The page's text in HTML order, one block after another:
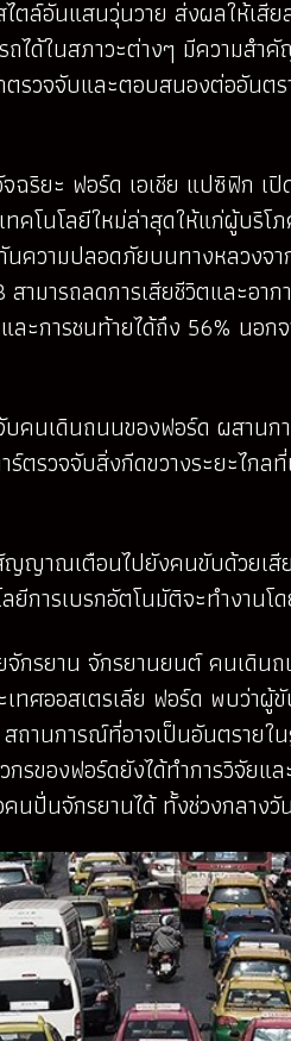
ล์อันแสนวุ่นวาย ส่งผลให้เสี
ได้ในสภาวะต่างๆ มีความส
รวจจับและตอบสนองต่ออัน
ริยะ ฟอร์ด เอเชีย แปซิฟิก
โนโลยีใหม่ล่าสุดให้แก่ผู้บริ
ความปลอดภัยบนทางหลวงจ
มารถลดการเสียชีวิตและอา
ะการชนท้ายได้ถึง 56% นอ
นเดินถนนของฟอร์ด ผสาน
รวจจับสิ่งกีดขวางระยะไก
ญาณเตือนไปยังคนขับด้วยเ
ยีการเบรกอัตโนมัติจะทำงาน
จักรยาน จักรยานยนต์ คนเดิ
ทศออสเตรเลีย ฟอร์ด พบว่
านการณ์ที่อาจเป็นอันตรายใ
ของฟอร์ดยังได้ทำการวิจัยแ
ปั่นจักรยานได้ ทั้งช่วงกลางวั